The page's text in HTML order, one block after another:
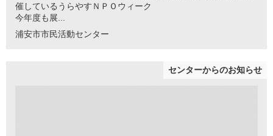
催しているうらやすＮＰＯウィーク
今年度も展...
浦安市市民活動センター
センターからのお知らせ